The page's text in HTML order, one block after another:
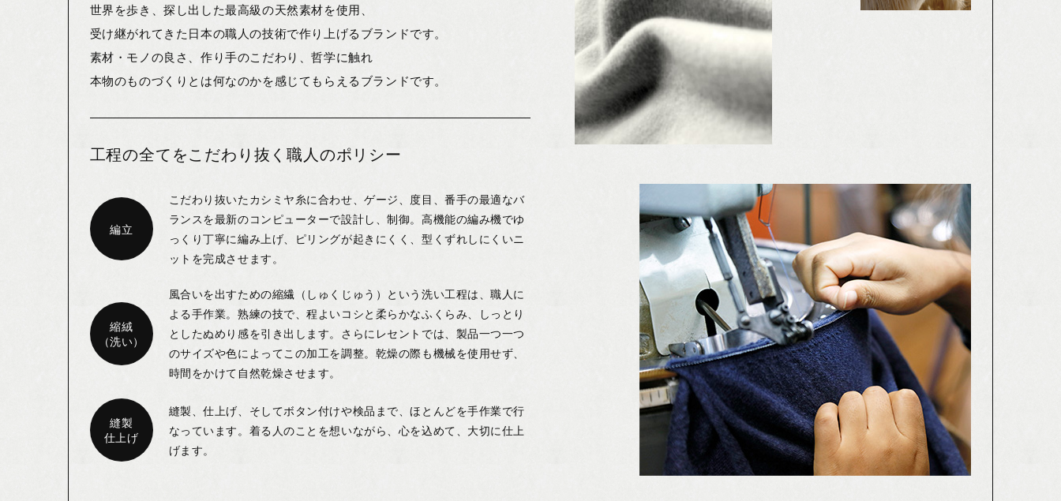
世界を歩き、探し出した最高級の天然素材を使用、
受け継がれてきた日本の職人の技術で作り上げるブランドです。
素材・モノの良さ、作り手のこだわり、哲学に触れ
本物のものづくりとは何なのかを感じてもらえるブランドです。
工程の全てをこだわり抜く職人のポリシー
編立
こだわり抜いたカシミヤ糸に合わせ、ゲージ、度目、番手の最適なバ
ランスを最新のコンピューターで設計し、制御。高機能の編み機でゆ
っくり丁寧に編み上げ、ピリングが起きにくく、型くずれしにくいニ
ットを完成させます。
縮絨
（洗い）
風合いを出すための縮繊（しゅくじゅう）という洗い工程は、職人に
よる手作業。熟練の技で、程よいコシと柔らかなふくらみ、しっとり
としたぬめり感を引き出します。さらにレセントでは、製品一つ一つ
のサイズや色によってこの加工を調整。乾燥の際も機械を使用せず、
時間をかけて自然乾燥させます。
縫製
仕上げ
縫製、仕上げ、そしてボタン付けや検品まで、ほとんどを手作業で行
なっています。着る人のことを想いながら、心を込めて、大切に仕上
げます。